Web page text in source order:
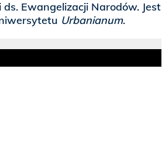
Ewangelizacji Narodów. Jest
Urbanianum.